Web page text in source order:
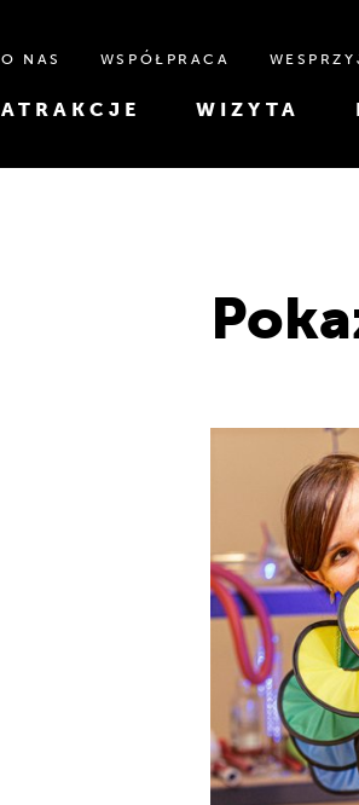
O NAS WSPÓŁPRACA
ATRAKCJE WIZYTA